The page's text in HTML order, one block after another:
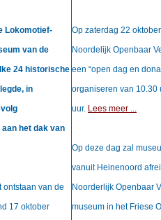
Lokomotief-
van de
24 historische
in
het dak van
ontstaan van de
17 oktober
Op zaterdag 22
Noordelijk Openbaar
een “open dag en
organiseren van 10.30
uur. Lees meer ...
Op deze dag zal
vanuit Heinenoord
Noorderlijk Openbaar
museum in het Friese